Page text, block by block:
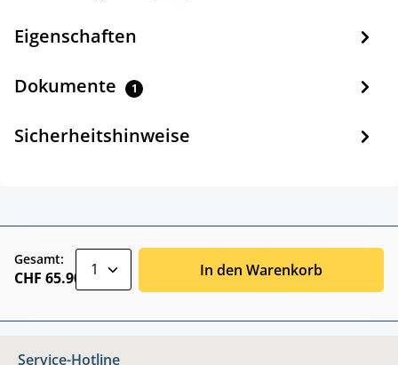
Eigenschaften
Dokumente 1
Sicherheitshinweise
Gesamt:
CHF 65.90 In den Warenkorb
Service-Hotline